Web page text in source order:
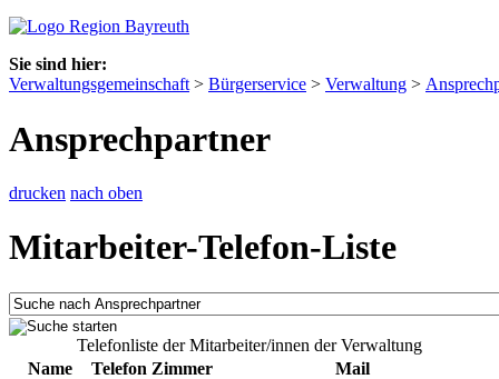
Sie sind hier:
Verwaltungsgemeinschaft > Bürgerservice > Verwaltung >
Ansprechpartner
drucken nach oben
Mitarbeiter-Telefon-Liste
Telefonliste der Mitarbeiter/innen der Verwaltung
Name
Telefon Zimmer Mail